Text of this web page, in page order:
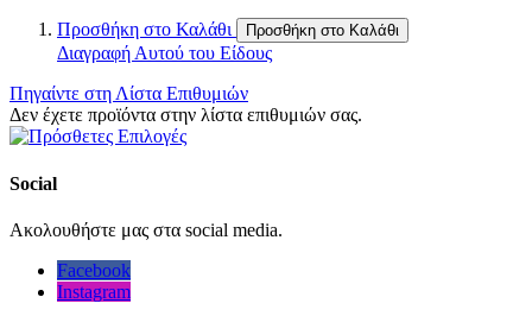
Προσθήκη στο Καλάθι Προσθήκη στο Καλάθι
Διαγραφή Αυτού του Είδους
Πηγαίντε στη Λίστα Επιθυμιών
Δεν έχετε προϊόντα στην λίστα επιθυμιών σας.
Social
Ακολουθήστε μας στα social media.
Facebook
Instagram